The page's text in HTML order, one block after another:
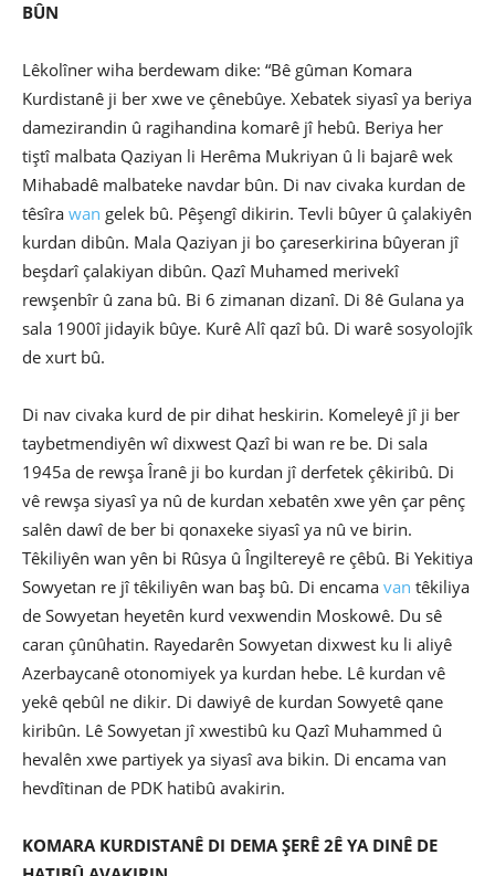
BÛN
Lêkolîner wiha berdewam dike: “Bê gûman Komara
Kurdistanê ji ber xwe ve çênebûye. Xebatek siyasî ya beriya
damezirandin û ragihandina komarê jî hebû. Beriya her
tiştî malbata Qaziyan li Herêma Mukriyan û li bajarê wek
Mihabadê malbateke navdar bûn. Di nav civaka kurdan de
têsîra wan gelek bû. Pêşengî dikirin. Tevli bûyer û çalakiyên
kurdan dibûn. Mala Qaziyan ji bo çareserkirina bûyeran jî
beşdarî çalakiyan dibûn. Qazî Muhamed merivekî
rewşenbîr û zana bû. Bi 6 zimanan dizanî. Di 8ê Gulana ya
sala 1900î jidayik bûye. Kurê Alî qazî bû. Di warê sosyolojîk
de xurt bû.
Di nav civaka kurd de pir dihat heskirin. Komeleyê jî ji ber
taybetmendiyên wî dixwest Qazî bi wan re be. Di sala
1945a de rewşa Îranê ji bo kurdan jî derfetek çêkiribû. Di
vê rewşa siyasî ya nû de kurdan xebatên xwe yên çar pênç
salên dawî de ber bi qonaxeke siyasî ya nû ve birin.
Têkiliyên wan yên bi Rûsya û Îngiltereyê re çêbû. Bi Yekitiya
Sowyetan re jî têkiliyên wan baş bû. Di encama van têkiliya
de Sowyetan heyetên kurd vexwendin Moskowê. Du sê
caran çûnûhatin. Rayedarên Sowyetan dixwest ku li aliyê
Azerbaycanê otonomiyek ya kurdan hebe. Lê kurdan vê
yekê qebûl ne dikir. Di dawiyê de kurdan Sowyetê qane
kiribûn. Lê Sowyetan jî xwestibû ku Qazî Muhammed û
hevalên xwe partiyek ya siyasî ava bikin. Di encama van
hevdîtinan de PDK hatibû avakirin.
KOMARA KURDISTANÊ DI DEMA ŞERÊ 2Ê YA DINÊ DE